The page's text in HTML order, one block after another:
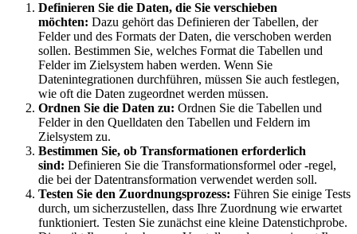
Definieren Sie die Daten, die Sie verschieben
möchten: Dazu gehört das Definieren der Tabellen, der
Felder und des Formats der Daten, die verschoben werden
sollen. Bestimmen Sie, welches Format die Tabellen und
Felder im Zielsystem haben werden. Wenn Sie
Datenintegrationen durchführen, müssen Sie auch festlegen,
wie oft die Daten zugeordnet werden müssen.
Ordnen Sie die Daten zu: Ordnen Sie die Tabellen und
Felder in den Quelldaten den Tabellen und Feldern im
Zielsystem zu.
Bestimmen Sie, ob Transformationen erforderlich
sind: Definieren Sie die Transformationsformel oder -regel,
die bei der Datentransformation verwendet werden soll.
Testen Sie den Zuordnungsprozess: Führen Sie einige Tests
durch, um sicherzustellen, dass Ihre Zuordnung wie erwartet
funktioniert. Testen Sie zunächst eine kleine Datenstichprobe.